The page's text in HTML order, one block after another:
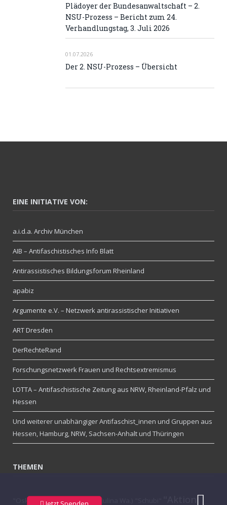
Plädoyer der Bundesanwaltschaft – 2.
NSU-Prozess – Bericht zum 24.
Verhandlungstag, 3. Juli 2026
01.07.2026
Der 2. NSU-Prozess – Übersicht
EINE INITIATIVE VON:
a.i.d.a. Archiv München
AIB – Antifaschistisches Info Blatt
Antirassistisches Bildungsforum Rheinland
apabiz
Argumente e.V. – Netzwerk antirassistischer Initiativen
ART Dresden
DerRechteRand
Forschungsnetzwerk Frauen und Rechtsextremismus
LOTTA – Antifaschistische Zeitung aus NRW, Rheinland-Pfalz und
Hessen
Und weiterer unabhängiger Antifaschist_innen und Gruppen aus
Hessen, Hamburg, NRW, Sachsen-Anhalt und Thüringen
THEMEN
"Oskar" (Tino Brandt) "Jule" (Julina Wa.)